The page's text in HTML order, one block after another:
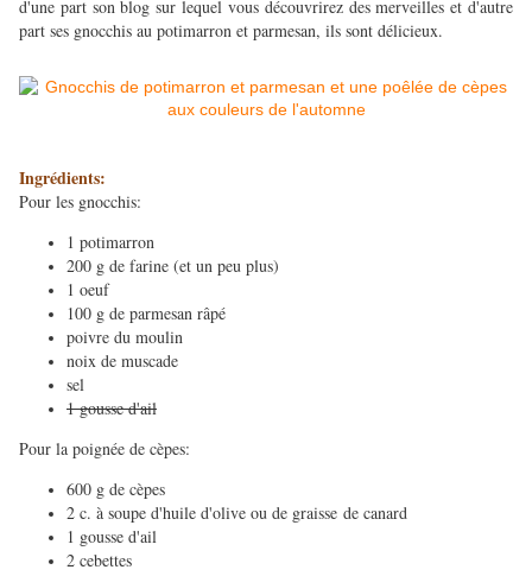
d'une part son blog sur lequel vous découvrirez des merveilles et d'autre
part ses gnocchis au potimarron et parmesan, ils sont délicieux.
Ingrédients:
Pour les gnocchis:
1 potimarron
200 g de farine (et un peu plus)
1 oeuf
100 g de parmesan râpé
poivre du moulin
noix de muscade
sel
1 gousse d'ail
Pour la poignée de cèpes:
600 g de cèpes
2 c. à soupe d'huile d'olive ou de graisse de canard
1 gousse d'ail
2 cebettes